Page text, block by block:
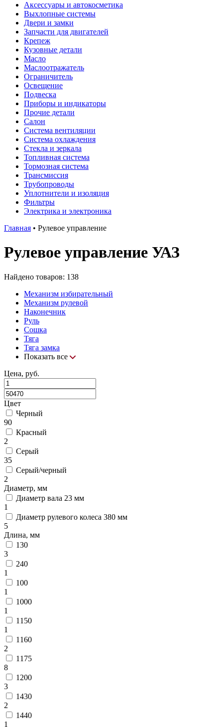
Аксессуары и автокосметика
Выхлопные системы
Двери и замки
Запчасти для двигателей
Крепеж
Кузовные детали
Масло
Маслоотражатель
Ограничитель
Освещение
Подвеска
Приборы и индикаторы
Прочие детали
Салон
Система вентиляции
Система охлаждения
Стекла и зеркала
Топливная система
Тормозная система
Трансмиссия
Трубопроводы
Уплотнители и изоляция
Фильтры
Электрика и электроника
Главная • Рулевое управление
Рулевое управление УАЗ
Найдено товаров: 138
Механизм избирательный
Механизм рулевой
Наконечник
Руль
Сошка
Тяга
Тяга замка
Показать все
Цена, руб.
Цвет
Черный
90
Красный
2
Серый
35
Серый/черный
2
Диаметр, мм
Диаметр вала 23 мм
1
Диаметр рулевого колеса 380 мм
5
Длина, мм
130
3
240
1
100
1
1000
1
1150
1
1160
2
1175
8
1200
3
1430
2
1440
1